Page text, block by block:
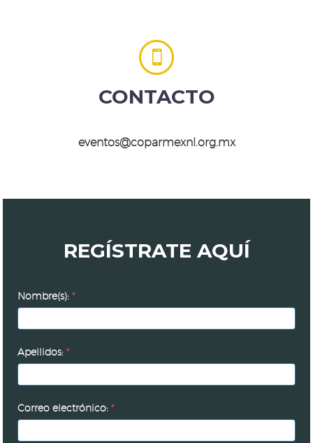


CONTACTO
eventos@coparmexnl.org.mx
REGÍSTRATE AQUÍ
Más
allá
de
la
responsabilidad
social
Nombre(s):*
Apellidos:*
Correo electrónico:*